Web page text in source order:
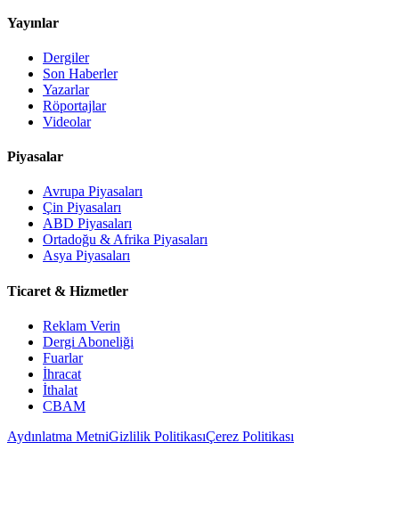
Yayınlar
Dergiler
Son Haberler
Yazarlar
Röportajlar
Videolar
Piyasalar
Avrupa Piyasaları
Çin Piyasaları
ABD Piyasaları
Ortadoğu & Afrika Piyasaları
Asya Piyasaları
Ticaret & Hizmetler
Reklam Verin
Dergi Aboneliği
Fuarlar
İhracat
İthalat
CBAM
Aydınlatma MetniGizlilik PolitikasıÇerez Politikası